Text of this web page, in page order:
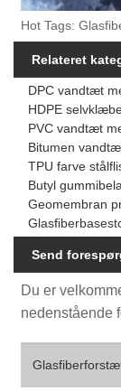
Hot Tags:
Relateret
DPC vandtæt
HDPE
PVC vandtæt
Bitumen
TPU farve
Butyl
Geomembran
Send
Du er
nedenstående